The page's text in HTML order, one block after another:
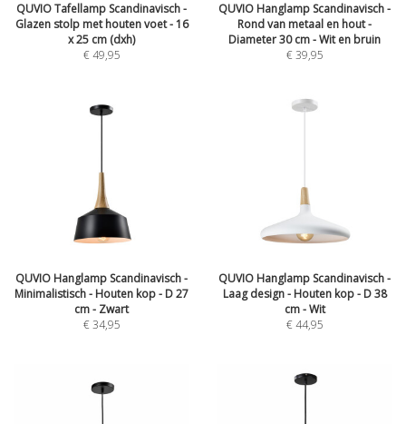
QUVIO Tafellamp Scandinavisch -
Glazen stolp met houten voet - 16
x 25 cm (dxh)
€49,95
QUVIO Hanglamp Scandinavisch -
Rond van metaal en hout -
Diameter 30 cm - Wit en bruin
€39,95
QUVIO Hanglamp Scandinavisch -
Minimalistisch - Houten kop - D 27
cm - Zwart
€34,95
QUVIO Hanglamp Scandinavisch -
Laag design - Houten kop - D 38
cm - Wit
€44,95